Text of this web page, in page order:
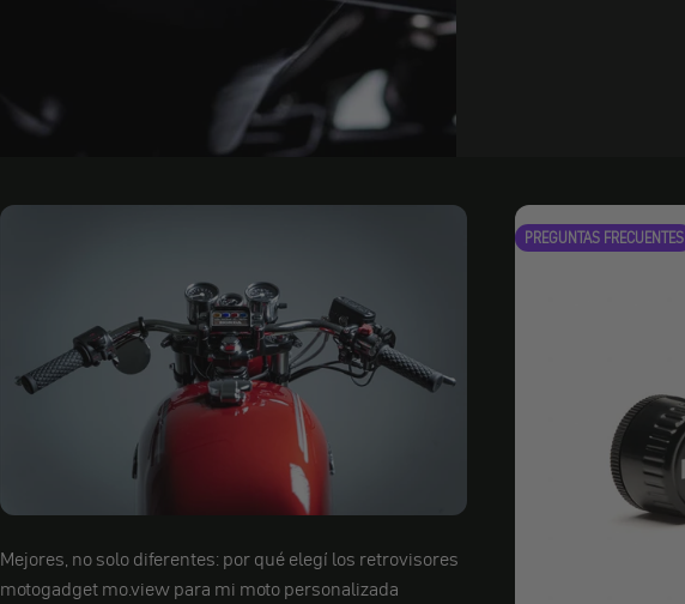
Mejores, no solo diferentes: por qué elegí los retrovisores
motogadget mo.view para mi moto personalizada
PREGUNTAS FRECUENTES